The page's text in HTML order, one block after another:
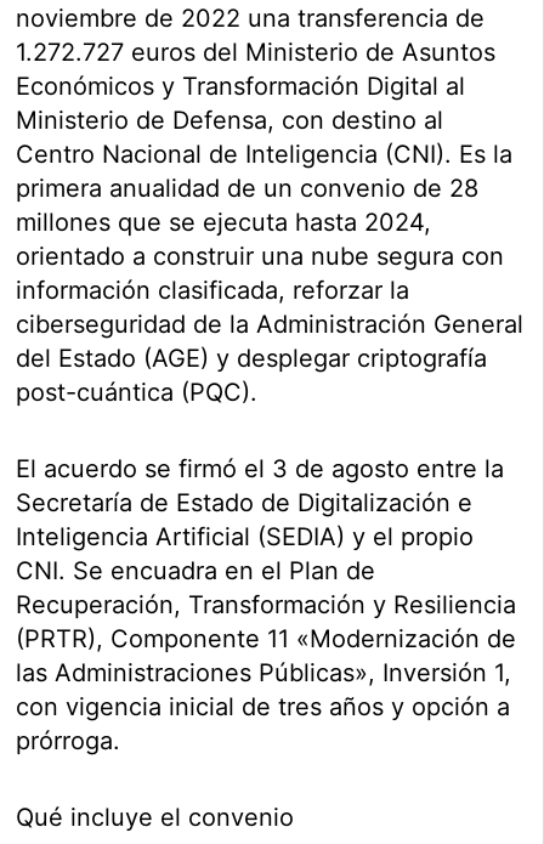
noviembre de 2022 una transferencia de
1.272.727 euros del Ministerio de Asuntos
Económicos y Transformación Digital al
Ministerio de Defensa, con destino al
Centro Nacional de Inteligencia (CNI). Es la
primera anualidad de un convenio de 28
millones que se ejecuta hasta 2024,
orientado a construir una nube segura con
información clasificada, reforzar la
ciberseguridad de la Administración General
del Estado (AGE) y desplegar criptografía
post-cuántica (PQC).
El acuerdo se firmó el 3 de agosto entre la
Secretaría de Estado de Digitalización e
Inteligencia Artificial (SEDIA) y el propio
CNI. Se encuadra en el Plan de
Recuperación, Transformación y Resiliencia
(PRTR), Componente 11 «Modernización de
las Administraciones Públicas», Inversión 1,
con vigencia inicial de tres años y opción a
prórroga.
Qué incluye el convenio